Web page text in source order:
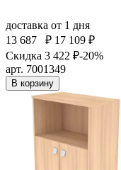
доставка от 1 дня
13 687
₽ 17 109 ₽
Скидка 3 422 ₽-20%
арт. 7001349
В корзину